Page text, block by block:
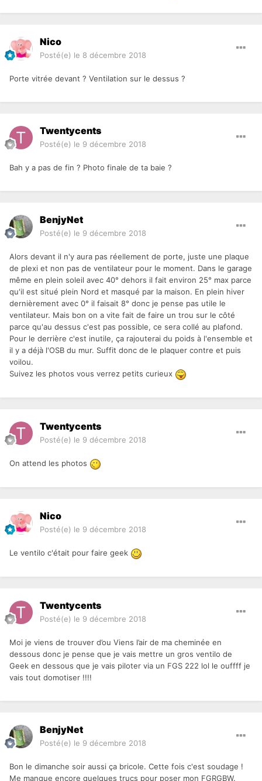
Nico
Posté(e) le 8 décembre 2018
Porte vitrée devant ? Ventilation sur le dessus ?
Twentycents
Posté(e) le 9 décembre 2018
Bah y a pas de fin ? Photo finale de ta baie ?
BenjyNet
Posté(e) le 9 décembre 2018
Alors devant il n'y aura pas réellement de porte, juste une plaque
de plexi et non pas de ventilateur pour le moment. Dans le garage
même en plein soleil avec 40° dehors il fait environ 25° max parce
qu'il est situé plein Nord et masqué par la maison. En plein hiver
dernièrement avec 0° il faisait 8° donc je pense pas utile le
ventilateur. Mais bon on a vite fait de faire un trou sur le côté
parce qu'au dessus c'est pas possible, ce sera collé au plafond.
Pour le derrière c'est inutile, ça rajouterai du poids à l'ensemble et
il y a déjà l'OSB du mur. Suffit donc de le plaquer contre et puis
voilou.
Suivez les photos vous verrez petits curieux
Twentycents
Posté(e) le 9 décembre 2018
On attend les photos
Nico
Posté(e) le 9 décembre 2018
Le ventilo c'était pour faire geek
Twentycents
Posté(e) le 9 décembre 2018
Moi je viens de trouver d’ou Viens l’air de ma cheminée en
dessous donc je pense que je vais mettre un gros ventilo de
Geek en dessous que je vais piloter via un FGS 222 lol le ouffff je
vais tout domotiser !!!!
BenjyNet
Posté(e) le 9 décembre 2018
Bon le dimanche soir aussi ça bricole. Cette fois c'est soudage !
Me manque encore quelques trucs pour poser mon FGRGBW.